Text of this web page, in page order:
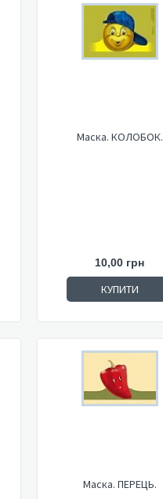
Маска. КОЛОБОК.
10,00 грн
КУПИТИ
Маска. ПЕРЕЦЬ.